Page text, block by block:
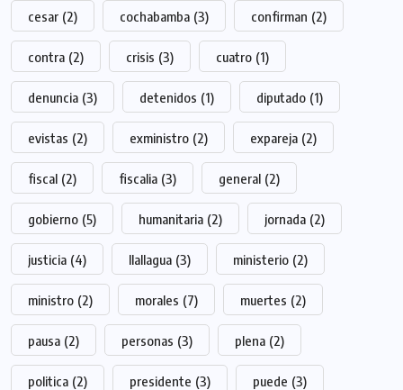
cesar (2) cochabamba (3) confirman (2)
contra (2) crisis (3) cuatro (1)
denuncia (3) detenidos (1) diputado (1)
evistas (2) exministro (2) expareja (2)
fiscal (2) fiscalia (3) general (2)
gobierno (5) humanitaria (2) jornada (2)
justicia (4) llallagua (3) ministerio (2)
ministro (2) morales (7) muertes (2)
pausa (2) personas (3) plena (2)
politica (2) presidente (3) puede (3)